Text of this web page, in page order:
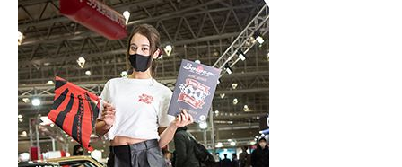
ITエンジニア向け専門サイト
企業向けIT製品の総合サイト
IT製品の技術・比較・事例
製造業のIT導入・活用を支援